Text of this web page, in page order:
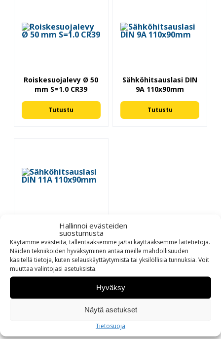
Hallinnoi evästeiden
suostumusta
Käytämme evästeitä, tallentaaksemme ja/tai käyttääksemme laitetietoja.
Näiden tekniikoiden hyväksyminen antaa meille mahdollisuuden
käsitellä tietoja, kuten selauskäyttäytymistä tai yksilöllisiä tunnuksia. Voit
muuttaa valintojasi asetuksista.
Hyväksy
Näytä asetukset
Tietosuoja
Roiskesuojalevy Ø 50
mm S=1.0 CR39
Tutustu
Sähköhitsauslasi DIN
9A 110x90mm
Tutustu
Sähköhitsauslasi DIN
11A 110x90mm
Tutustu
Ota yhteyttä ja kysy lisää